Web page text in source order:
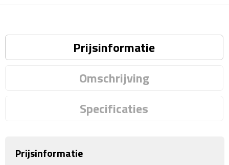
Reissetjes
Paspoorthouders
Auto Accessoires
Auto luchtverfrissers
Auto organizers
Prijsinformatie
Omschrijving
Specificaties
Prijsinformatie